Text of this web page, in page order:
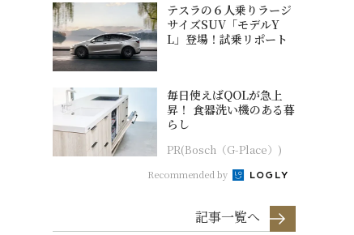
テスラの６人乗りラージ
サイズSUV「モデルY
L」登場！試乗リポート
毎日使えばQOLが急上
昇！ 食器洗い機のある暮
らし
PR(Bosch（G-Place）)
Recommended by
記事一覧へ